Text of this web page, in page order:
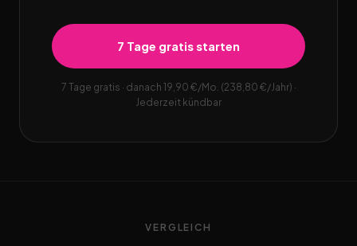
7 Tage gratis starten
7 Tage gratis · danach 19,90 €/Mo. (238,80 €/Jahr) ·
Jederzeit kündbar
VERGLEICH